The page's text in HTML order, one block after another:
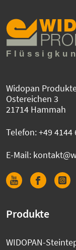
Widopan
Ostereichen 3
21714 Hammah
Telefon:+49 4144
E-Mail:
Produkte
WIDOPAN-